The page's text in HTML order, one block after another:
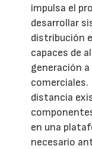
impulsa el
desarrollar
distribución
capaces de
generación
comerciales.
distancia
en una
necesario